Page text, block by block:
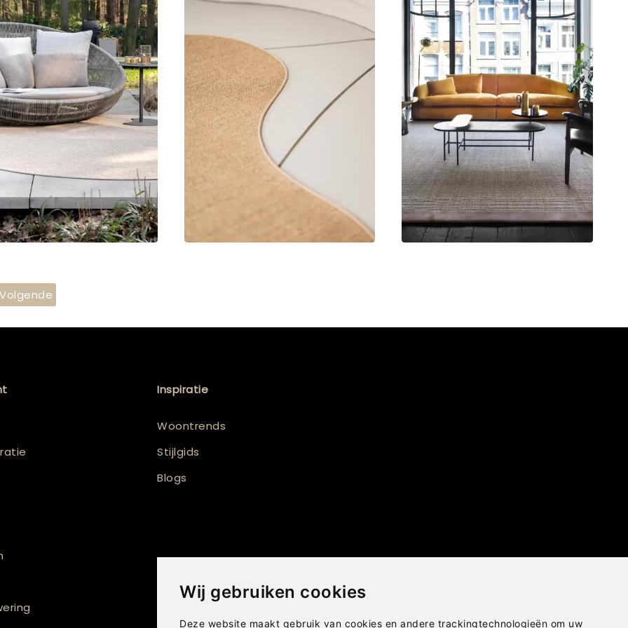
Wij gebruiken cookies
Deze website maakt gebruik van cookies en andere trackingtechnologieën om uw
Volgende
Inspiratie
Woontrends
Stijlgids
Blogs